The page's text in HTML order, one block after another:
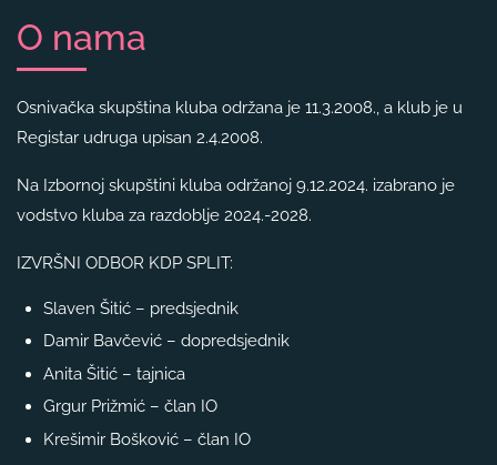
O nama
Osnivačka skupština kluba održana je 11.3.2008., a klub je u
Registar udruga upisan 2.4.2008.
Na Izbornoj skupštini kluba održanoj 9.12.2024. izabrano je
vodstvo kluba za razdoblje 2024.-2028.
IZVRŠNI ODBOR KDP SPLIT:
Slaven Šitić – predsjednik
Damir Bavčević – dopredsjednik
Anita Šitić – tajnica
Grgur Prižmić – član IO
Krešimir Bošković – član IO